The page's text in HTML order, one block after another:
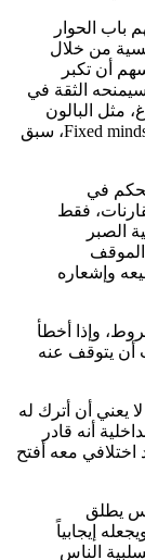
باب الحوار
من خلال
أن تكبر
الثقة في
مثل البالون
ترمي به ريح ضعيفة، كما سيكسبه عقلية ثابتة Fixed mindset، سبق
تحكم في
فقط
الصبر
الموقف
وإشعاره
وإذا أخطأ
أن يتوقف عنه
يعني أن أترك له
أنه قادر
اختلافي معه أفتح
يطلق
إيجابياً
الناس